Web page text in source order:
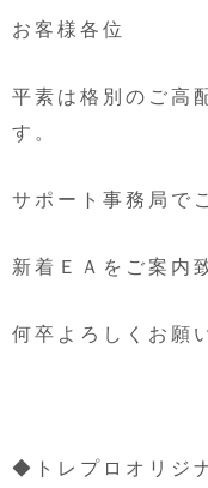
お客様各位
平素は格別のご高
す。
サポート事務局で
新着ＥＡをご案内
何卒よろしくお願
◆トレプロオリジ